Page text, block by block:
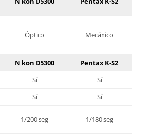
Óptico Mecánico
Nikon D5300
Pentax K-S2
Sí
Sí
Sí
Sí
1/200 seg 1/180 seg